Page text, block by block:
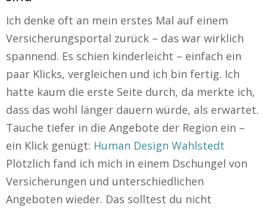
Ich denke oft an mein erstes Mal auf einem
Versicherungsportal zurück – das war wirklich
spannend. Es schien kinderleicht – einfach ein
paar Klicks, vergleichen und ich bin fertig. Ich
hatte kaum die erste Seite durch, da merkte ich,
dass das wohl länger dauern würde, als erwartet.
Tauche tiefer in die Angebote der Region ein –
ein Klick genügt: Human Design Wahlstedt
Plötzlich fand ich mich in einem Dschungel von
Versicherungen und unterschiedlichen
Angeboten wieder. Das solltest du nicht